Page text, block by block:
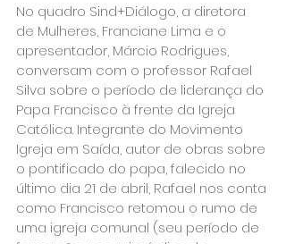
No quadro Sind+Diálogo, a diretora
de Mulheres, Franciane Lima e o
apresentador, Márcio Rodrigues,
conversam com o professor Rafael
Silva sobre o período de liderança do
Papa Francisco à frente da Igreja
Católica. Integrante do Movimento
Igreja em Saída, autor de obras sobre
o pontificado do papa, falecido no
último dia 21 de abril, Rafael nos conta
como Francisco retomou o rumo de
uma igreja comunal (seu período de